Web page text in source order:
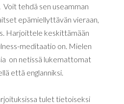
Voit tehdä sen useamman
epämiellyttävän vieraan,
. Harjoittele keskittämään
meditaatio on. Mielen
on netissä lukemattomat
että englanniksi.
tulet tietoiseksi